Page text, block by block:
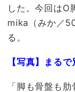
した。今回はO
mika（みか／
る。
【写真】まる
「脚も骨盤も